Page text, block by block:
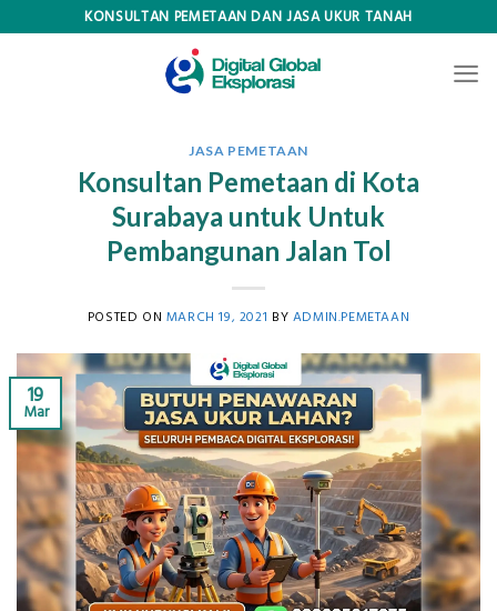
KONSULTAN PEMETAAN DAN JASA UKUR TANAH
JASA PEMETAAN
Konsultan Pemetaan di Kota
Surabaya untuk Untuk
Pembangunan Jalan Tol
POSTED ON MARCH 19, 2021 BY ADMIN.PEMETAAN
19
Mar